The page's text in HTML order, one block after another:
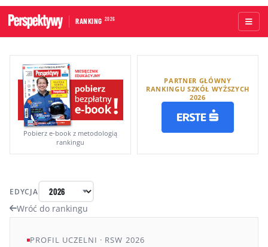
RANKING 2026
STRONA GŁÓWNA
UCZELNIE AKADEMICKIE
UCZELNIE ZAWODOWE
RANKINGI WG TYPÓW UCZELNI
RANKINGI WG GRUP KRYTERIÓW
RANKING KIERUNKÓW STUDIÓW
Pobierz e-book z metodologią
rankingu
PARTNER GŁÓWNY
RANKINGU SZKÓŁ WYŻSZYCH
2026
Wróć do rankingu
EDYCJA
PROFIL UCZELNI · RSW 2026